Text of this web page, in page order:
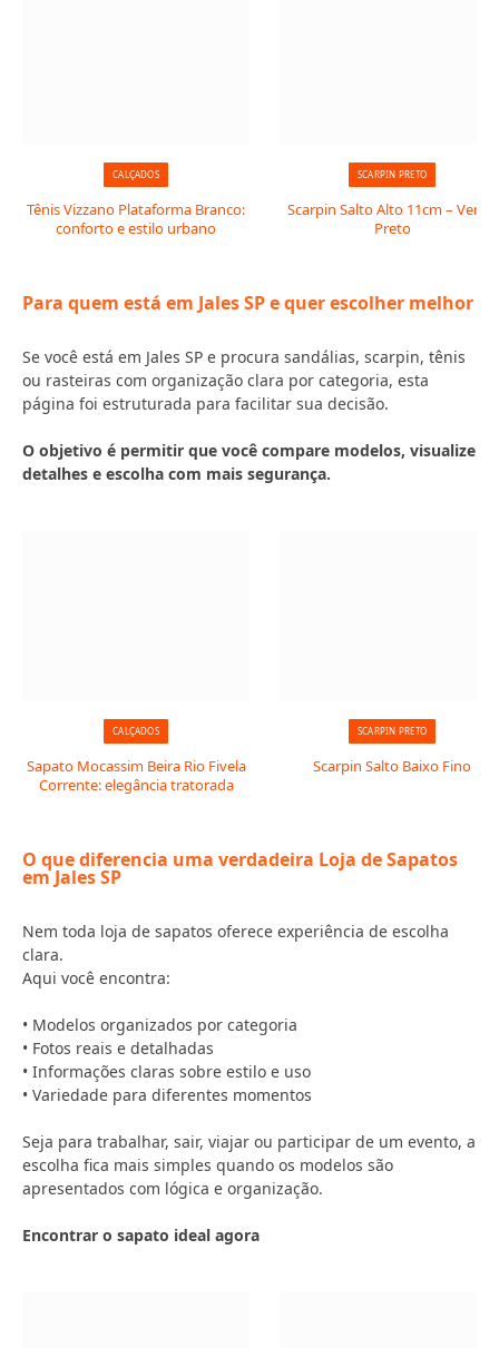
CALÇADOS
Tênis Vizzano Plataforma Branco:
conforto e estilo urbano
SCARPIN PRETO
Scarpin Salto Alto 11cm – Verniz
Preto
Para quem está em Jales SP e quer escolher melhor
Se você está em Jales SP e procura sandálias, scarpin, tênis
ou rasteiras com organização clara por categoria, esta
página foi estruturada para facilitar sua decisão.
O objetivo é permitir que você compare modelos, visualize
detalhes e escolha com mais segurança.
CALÇADOS
Sapato Mocassim Beira Rio Fivela
Corrente: elegância tratorada
SCARPIN PRETO
Scarpin Salto Baixo Fino
O que diferencia uma verdadeira Loja de Sapatos
em Jales SP
Nem toda loja de sapatos oferece experiência de escolha
clara.
Aqui você encontra:
• Modelos organizados por categoria
• Fotos reais e detalhadas
• Informações claras sobre estilo e uso
• Variedade para diferentes momentos
Seja para trabalhar, sair, viajar ou participar de um evento, a
escolha fica mais simples quando os modelos são
apresentados com lógica e organização.
Encontrar o sapato ideal agora